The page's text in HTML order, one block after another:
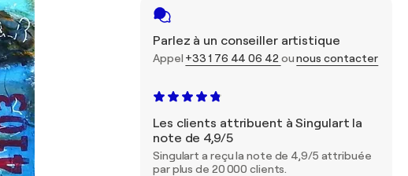
Parlez à un conseiller artistique
Appel +33 1 76 44 06 42 ounous contacter
Les clients attribuent à Singulart la
note de 4,9/5
Singulart a reçu la note de 4,9/5 attribuée
par plus de 20 000 clients.